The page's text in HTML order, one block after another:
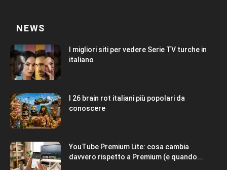
NEWS
I migliori siti per vedere Serie TV turche in
italiano
I 26 brain rot italiani più popolari da
conoscere
YouTube Premium Lite: cosa cambia
davvero rispetto a Premium (e quando...